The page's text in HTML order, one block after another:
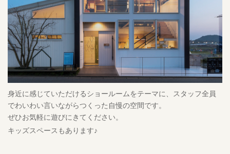
身近に感じていただけるショールームをテーマに、スタッフ全員
でわいわい言いながらつくった自慢の空間です。
ぜひお気軽に遊びにきてください。
キッズスペースもあります♪